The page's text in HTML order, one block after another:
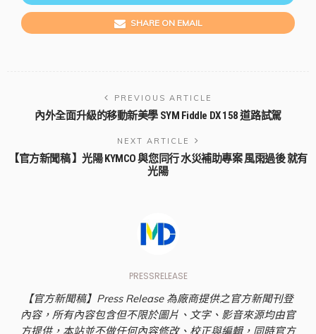
SHARE ON EMAIL
PREVIOUS ARTICLE
內外全面升級的移動新美學 SYM Fiddle DX 158 道路試駕
NEXT ARTICLE
【官方新聞稿 】光陽 KYMCO 與您同行 水災補助專案 風雨過後 就有
光陽
PRESSRELEASE
【官方新聞稿】Press Release 為廠商提供之官方新聞刊登
內容，所有內容包含但不限於圖片、文字、影音來源均由官
方提供，本站並不做任何內容修改、校正與編輯，同時官方